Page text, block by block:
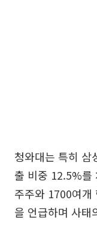
청와대는 특히 삼
출 비중 12.5%를
주주와 1700여개
을 언급하며 사태